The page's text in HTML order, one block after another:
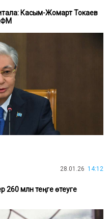
Касым-Жомарт Токаев
28.01.26 14:12
260 млн теңге өтеуге